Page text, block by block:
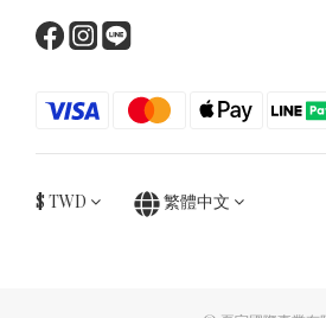
$ TWD 繁體中文